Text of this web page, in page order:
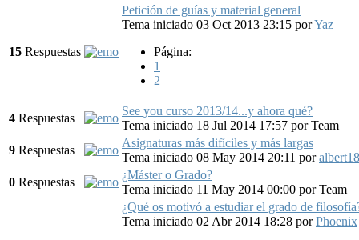
15 Respuestas
Petición de guías y material general
Tema iniciado 03 Oct 2013 23:15 porYaz
Página:
1
2
4 Respuestas
See you curso 2013/14...y ahora qué?
Tema iniciado 18 Jul 2014 17:57 porTeam
9 Respuestas
Asignaturas más difíciles y más largas
Tema iniciado 08 May 2014 20:11 por
0 Respuestas
¿Máster o Grado?
Tema iniciado 11 May 2014 00:00 porTeam
¿Qué os motivó a estudiar el grado de
Tema iniciado 02 Abr 2014 18:28 porPhoenix